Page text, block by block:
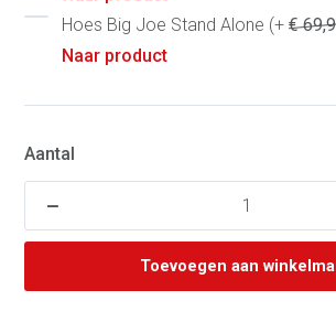
Hoes Big Joe Stand Alone (+€
Naar product
Aantal
Toevoegen aan